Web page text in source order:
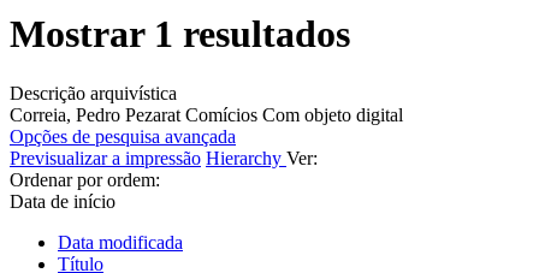
Mostrar 1 resultados
Descrição arquivística
Correia, Pedro Pezarat Comícios Com objeto digital
Opções de pesquisa avançada
Previsualizar a impressão Hierarchy Ver:
Ordenar por ordem:
Data de início
Data modificada
Título